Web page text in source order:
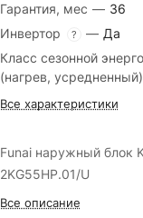
Гарантия, мес — 36
Инвертор
? — Да
Класс сезонной
(нагрев, усредненный)
Все характеристики
Funai наружный блок
2KG55HP.01/U
Все описание